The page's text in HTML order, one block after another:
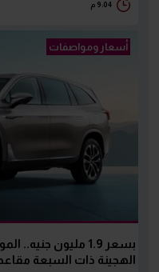
9:04 م
أسعار ومواصفات
الهجينة ذات السبعة